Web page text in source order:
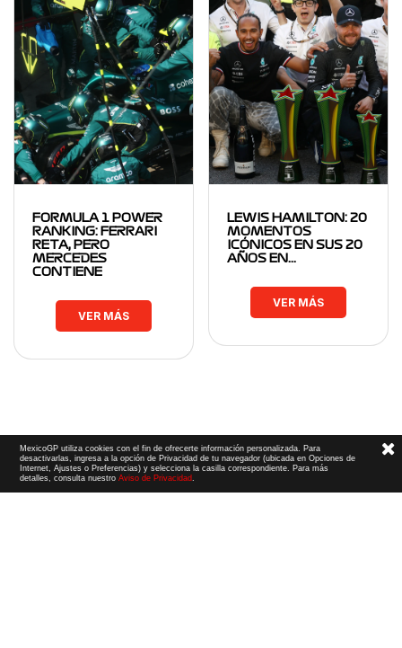
FORMULA 1 POWER
RANKING: FERRARI
RETA, PERO
MERCEDES
CONTIENE
VER MÁS
LEWIS HAMILTON: 20
MOMENTOS
ICÓNICOS EN SUS 20
AÑOS EN…
VER MÁS
MexicoGP utiliza cookies con el fin de ofrecerte información personalizada. Para
desactivarlas, ingresa a la opción de Privacidad de tu navegador (ubicada en Opciones de
Internet, Ajustes o Preferencias) y selecciona la casilla correspondiente. Para más
detalles, consulta nuestroAviso de Privacidad.